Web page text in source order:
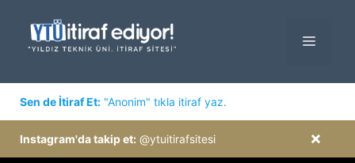
MENÜ
Sen de İtiraf Et: "Anonim" tıkla itiraf yaz.
×
Instagram'da takip et: @ytuitirafsitesi